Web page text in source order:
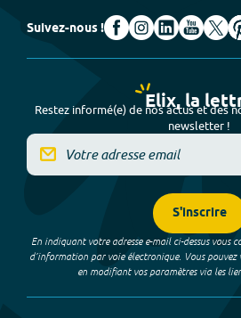
Suivez-nous !
Elix, la
Restez informé(e) de nos actus et des
newsletter !
S'inscrire
En indiquant votre adresse e-mail ci-dessus vous
d’information par voie électronique. Vous
en modifiant vos paramètres via les